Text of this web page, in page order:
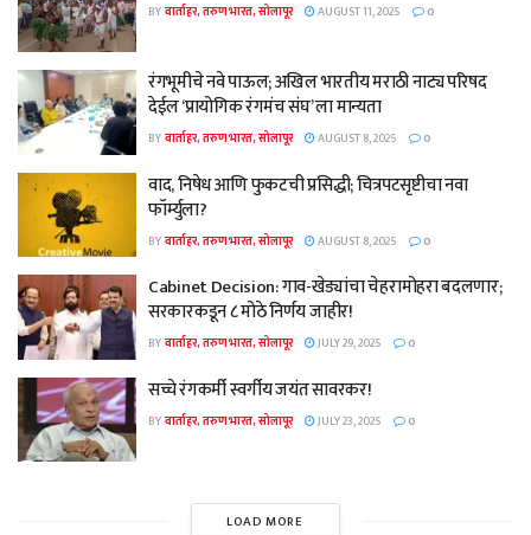
BYवार्ताहर, तरुण भारत, सोलापूर AUGUST 11, 2025 0
रंगभूमीचे नवे पाऊल; अखिल भारतीय मराठी नाट्य परिषद
देईल ‘प्रायोगिक रंगमंच संघ’ ला मान्यता
BYवार्ताहर, तरुण भारत, सोलापूर AUGUST 8, 2025 0
वाद, निषेध आणि फुकटची प्रसिद्धी; चित्रपटसृष्टीचा नवा
फॉर्म्युला?
BYवार्ताहर, तरुण भारत, सोलापूर AUGUST 8, 2025 0
Cabinet Decision: गाव-खेड्यांचा चेहरामोहरा बदलणार;
सरकारकडून ८ मोठे निर्णय जाहीर!
BYवार्ताहर, तरुण भारत, सोलापूर JULY 29, 2025 0
सच्चे रंगकर्मी स्वर्गीय जयंत सावरकर!
BYवार्ताहर, तरुण भारत, सोलापूर JULY 23, 2025 0
LOAD MORE